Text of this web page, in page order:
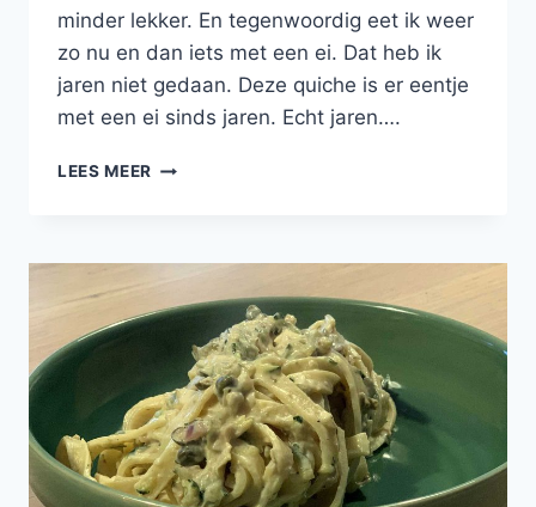
minder lekker. En tegenwoordig eet ik weer
zo nu en dan iets met een ei. Dat heb ik
jaren niet gedaan. Deze quiche is er eentje
met een ei sinds jaren. Echt jaren….
LEES MEER QUICHE
GEITENKAAS